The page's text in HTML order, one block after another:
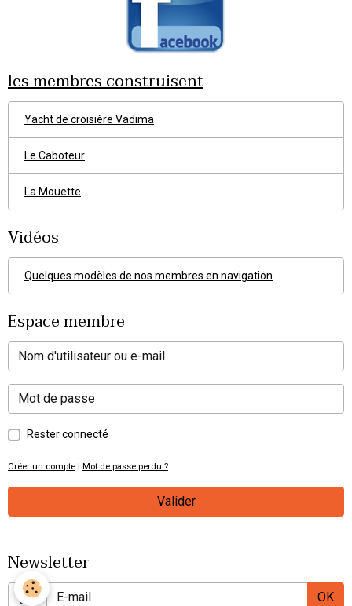
les membres construisent
Yacht de croisière Vadima
Le Caboteur
La Mouette
Vidéos
Quelques modèles de nos membres en navigation
Espace membre
Rester connecté
Créer un compte Mot de passe perdu ?
Valider
Newsletter
OK